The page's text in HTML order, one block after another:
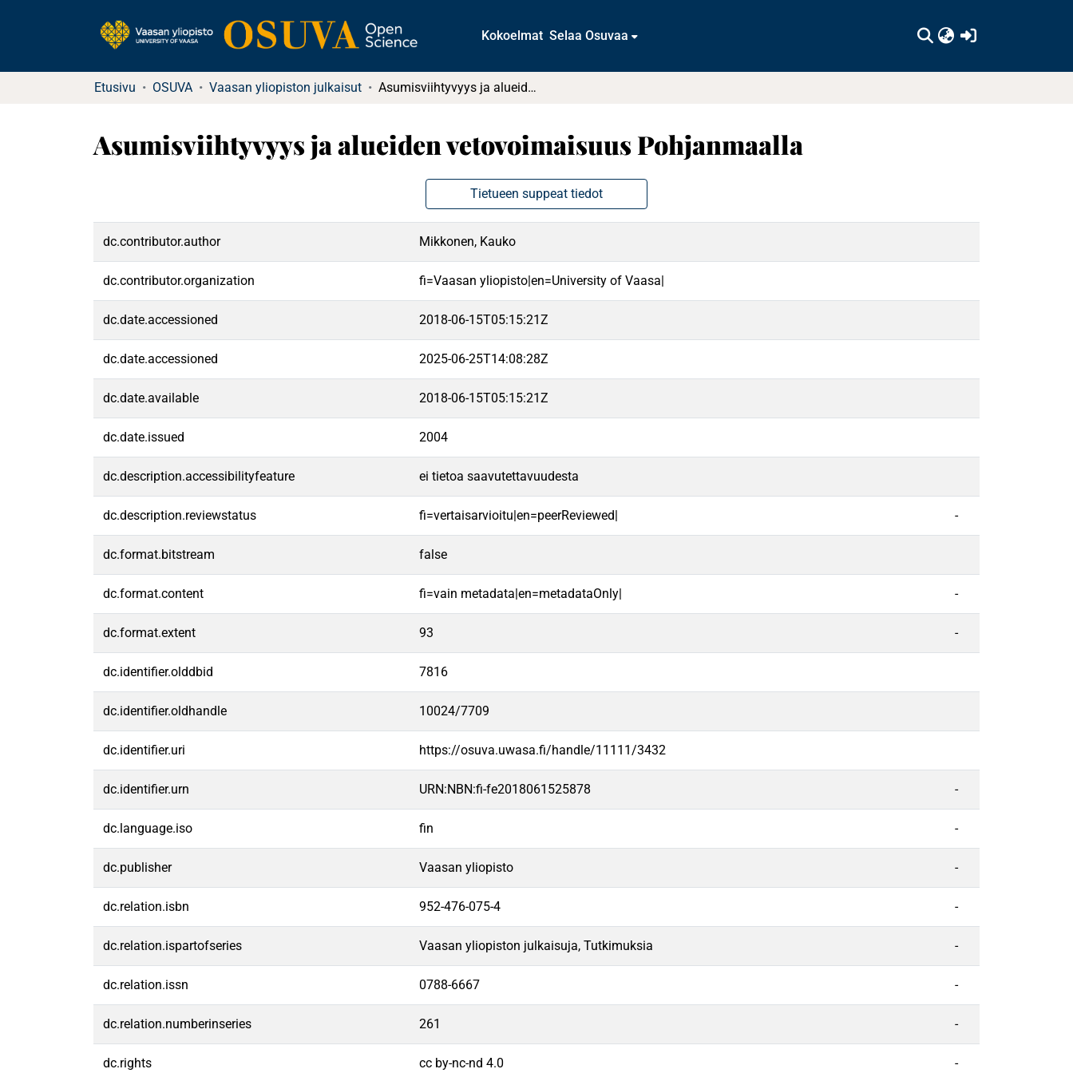
Kokoelmat Selaa Osuvaa
Etusivu OSUVA Vaasan yliopiston julkaisut Asumisviihtyvyys ja alueiden vetovoimaisuus Pohjanmaalla
Asumisviihtyvyys ja alueiden vetovoimaisuus Pohjanmaalla
Tietueen suppeat tiedot
dc.contributor.author Mikkonen, Kauko
dc.contributor.organization fi=Vaasan yliopisto|en=University of Vaasa|
dc.date.accessioned 2018-06-15T05:15:21Z
dc.date.accessioned 2025-06-25T14:08:28Z
dc.date.available 2018-06-15T05:15:21Z
dc.date.issued 2004
dc.description.accessibilityfeature ei tietoa saavutettavuudesta
dc.description.reviewstatus fi=vertaisarvioitu|en=peerReviewed| -
dc.format.bitstream false
dc.format.content fi=vain metadata|en=metadataOnly| -
dc.format.extent 93 -
dc.identifier.olddbid 7816
dc.identifier.oldhandle 10024/7709
dc.identifier.uri https://osuva.uwasa.fi/handle/11111/3432
dc.identifier.urn URN:NBN:fi-fe2018061525878 -
dc.language.iso fin -
dc.publisher Vaasan yliopisto -
dc.relation.isbn 952-476-075-4 -
dc.relation.ispartofseries Vaasan yliopiston julkaisuja, Tutkimuksia -
dc.relation.issn 0788-6667 -
dc.relation.numberinseries 261 -
dc.rights cc by-nc-nd 4.0 -